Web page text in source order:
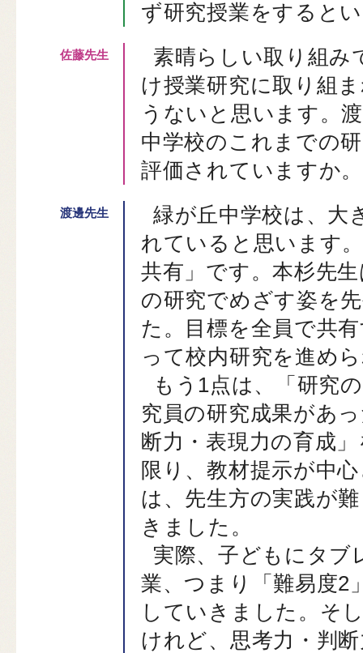
ず研究授業をすると
素晴らしい取り組み
け授業研究に取り組
うないと思います。
中学校のこれまでの
評価されていますか。
緑が丘中学校は、大
れていると思います
共有」です。本杉先
の研究でめざす姿を
た。目標を全員で共
って校内研究を進め
もう1点は、「研究
究員の研究成果があ
断力・表現力の育成
限り、教材提示が中
は、先生方の実践が
きました。
実際、子どもにタブ
業、つまり「難易度2
していきました。そ
けれど、思考力・判